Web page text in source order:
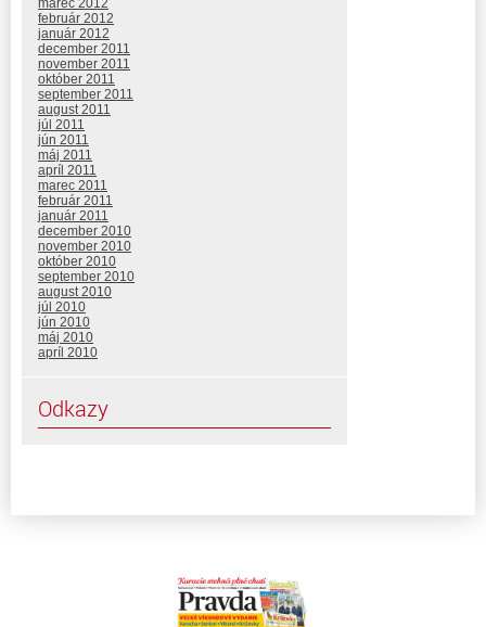
marec 2012
február 2012
január 2012
december 2011
november 2011
október 2011
september 2011
august 2011
júl 2011
jún 2011
máj 2011
apríl 2011
marec 2011
február 2011
január 2011
december 2010
november 2010
október 2010
september 2010
august 2010
júl 2010
jún 2010
máj 2010
apríl 2010
Odkazy